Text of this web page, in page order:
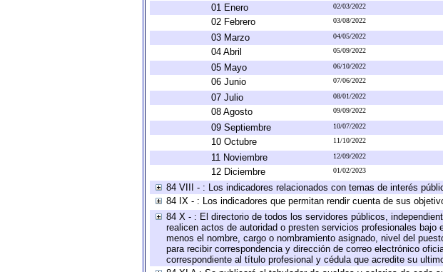
01 Enero
02/03/2022
02 Febrero 03/08/2022
03 Marzo 04/05/2022
04 Abril 05/09/2022
05 Mayo 06/10/2022
06 Junio 07/06/2022
07 Julio 08/01/2022
08 Agosto 09/09/2022
09 Septiembre 10/07/2022
10 Octubre 11/10/2022
11 Noviembre 12/09/2022
12 Diciembre 01/02/2023
84 VIII - : Los indicadores relacionados con temas de interés
84 IX - : Los indicadores que permitan rendir cuenta de sus
84 X - : El directorio de todos los servidores públicos,
realicen actos de autoridad o presten servicios profesionales
menos el nombre, cargo o nombramiento asignado, nivel del
para recibir correspondencia y dirección de correo electrónico
correspondiente al título profesional y cédula que acredite su